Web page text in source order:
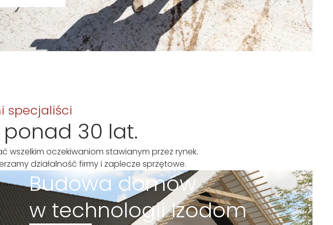
specjaliści
ponad 30 lat.
wszelkim oczekiwaniom stawianym przez rynek.
działalność firmy i zaplecze sprzętowe.
Budowa domów
w technologii Izodom